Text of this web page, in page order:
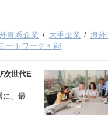
外資系企業 大手企業
海外
ートワーク可能
次世代E
に、最